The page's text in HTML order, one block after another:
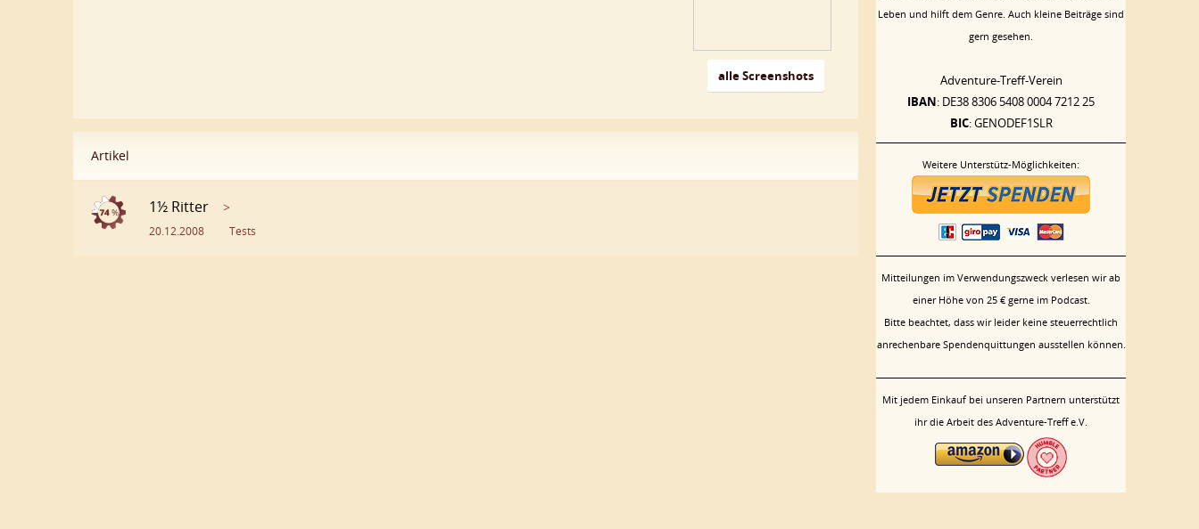
alle Screenshots
Artikel
1½ Ritter >
20.12.2008 Tests
Leben und hilft dem Genre. Auch kleine Beiträge sind
gern gesehen.
Adventure-Treff-Verein
IBAN: DE38 8306 5408 0004 7212 25
BIC: GENODEF1SLR
Weitere Unterstütz-Möglichkeiten:
Mitteilungen im Verwendungszweck verlesen wir ab
einer Höhe von 25 € gerne im Podcast.
Bitte beachtet, dass wir leider keine steuerrechtlich
anrechenbare Spendenquittungen ausstellen können.
Mit jedem Einkauf bei unseren Partnern unterstützt
ihr die Arbeit des Adventure-Treff e.V.